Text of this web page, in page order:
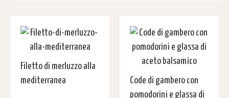
Filetto di merluzzo alla
mediterranea
Code di gambero con
pomodorini e glassa di